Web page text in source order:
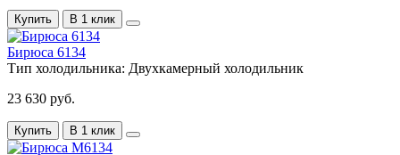
Купить В 1 клик
Бирюса 6134
Тип холодильника: Двухкамерный холодильник
23 630 руб.
Купить В 1 клик